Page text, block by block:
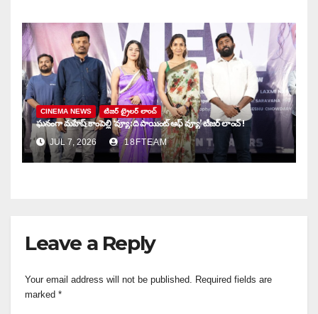
CINEMA NEWS టిజర్ ట్రైలర్ లాంచ్
ఘనంగా మహేష్ కాంపెల్లి ‘వ్యూ: ది పాయింట్ ఆఫ్ వ్యూ’ టీజర్ లాంచ్ !
JUL 7, 2026 18FTEAM
Leave a Reply
Your email address will not be published.
Required fields are
marked *